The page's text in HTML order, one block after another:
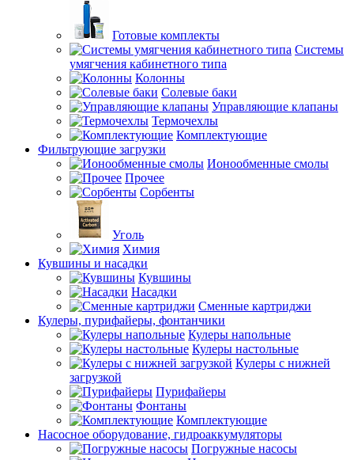
Готовые комплекты
Системы
умягчения кабинетного типа
Колонны
Солевые баки
Управляющие клапаны
Термочехлы
Комплектующие
Фильтрующие загрузки
Ионообменные смолы
Прочее
Сорбенты
Уголь
Химия
Кувшины и насадки
Кувшины
Насадки
Сменные картриджи
Кулеры, пурифайеры, фонтанчики
Кулеры напольные
Кулеры настольные
Кулеры с нижней
загрузкой
Пурифайеры
Фонтаны
Комплектующие
Насосное оборудование, гидроаккумуляторы
Погружные насосы